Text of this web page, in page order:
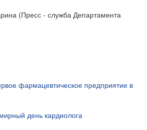
(Пресс - служба Департамента
фармацевтическое предприятие в
день кардиолога